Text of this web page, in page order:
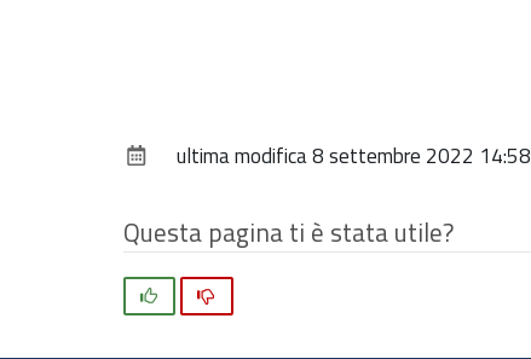
ultima modifica8 settembre 2022 14:58
Questa pagina ti è stata utile?